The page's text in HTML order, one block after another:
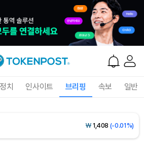
정치 인사이트 브리핑 속보 일반
₩2,696,916(+0.66%)
₩1,457(+0.80%)